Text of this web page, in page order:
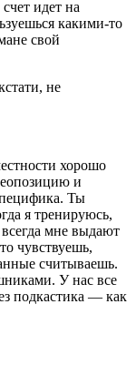
идет на
какими-то
свой
не
хорошо
и
Ты
я тренируюсь,
мне выдают
чувствуешь,
считываешь.
У нас все
подкастика — как